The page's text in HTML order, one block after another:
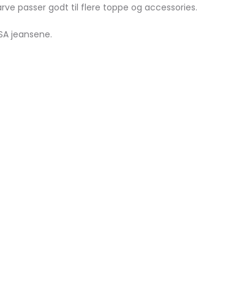
passer godt til flere toppe og accessories.
jeansene.